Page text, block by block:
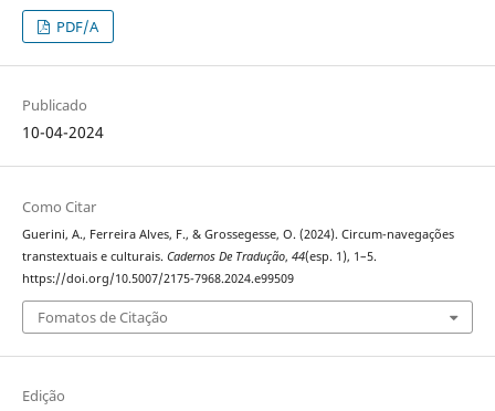
PDF/A
Publicado
10-04-2024
Como Citar
Guerini, A., Ferreira Alves, F., & Grossegesse, O. (2024). Circum-navegações
transtextuais e culturais. Cadernos De Tradução, 44(esp. 1), 1–5.
https://doi.org/10.5007/2175-7968.2024.e99509
Fomatos de Citação
Edição